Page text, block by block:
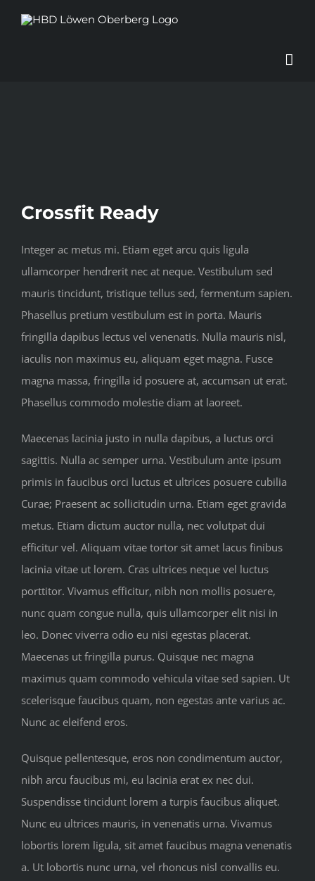
Image
Crossfit Ready
Integer ac metus mi. Etiam eget arcu quis ligula
ullamcorper hendrerit nec at neque. Vestibulum sed
mauris tincidunt, tristique tellus sed, fermentum sapien.
Phasellus pretium vestibulum est in porta. Mauris
fringilla dapibus lectus vel venenatis. Nulla mauris nisl,
iaculis non maximus eu, aliquam eget magna. Fusce
magna massa, fringilla id posuere at, accumsan ut erat.
Phasellus commodo molestie diam at laoreet.
Maecenas lacinia justo in nulla dapibus, a luctus orci
sagittis. Nulla ac semper urna. Vestibulum ante ipsum
primis in faucibus orci luctus et ultrices posuere cubilia
Curae; Praesent ac sollicitudin urna. Etiam eget gravida
metus. Etiam dictum auctor nulla, nec volutpat dui
efficitur vel. Aliquam vitae tortor sit amet lacus finibus
lacinia vitae ut lorem. Cras ultrices neque vel luctus
porttitor. Vivamus efficitur, nibh non mollis posuere,
nunc quam congue nulla, quis ullamcorper elit nisi in
leo. Donec viverra odio eu nisi egestas placerat.
Maecenas ut fringilla purus. Quisque nec magna
maximus quam commodo vehicula vitae sed sapien. Ut
scelerisque faucibus quam, non egestas ante varius ac.
Nunc ac eleifend eros.
Quisque pellentesque, eros non condimentum auctor,
nibh arcu faucibus mi, eu lacinia erat ex nec dui.
Suspendisse tincidunt lorem a turpis faucibus aliquet.
Nunc eu ultrices mauris, in venenatis urna. Vivamus
lobortis lorem ligula, sit amet faucibus magna venenatis
a. Ut lobortis nunc urna, vel rhoncus nisl convallis eu.